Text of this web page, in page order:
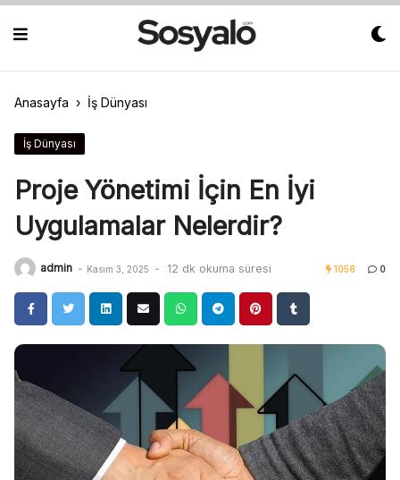
Skip
Anasayfa › İş Dünyası
İş Dünyası
Proje Yönetimi İçin En İyi
Uygulamalar Nelerdir?
admin - Kasım 3, 2025 - 12 dk okuma süresi 1056 0